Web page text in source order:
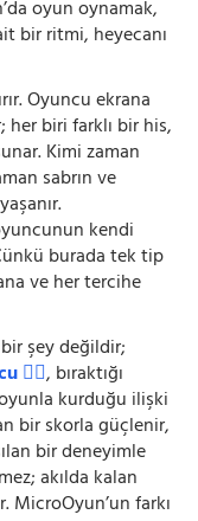
oyun oynamak,
bir ritmi, heyecanı
Oyuncu ekrana
her biri farklı bir his,
Kimi zaman
sabrın ve
kendi
burada tek tip
ve her tercihe
şey değildir;
🧍‍♂️, bıraktığı
kurduğu ilişki
bir skorla güçlenir,
bir deneyimle
akılda kalan
farkı